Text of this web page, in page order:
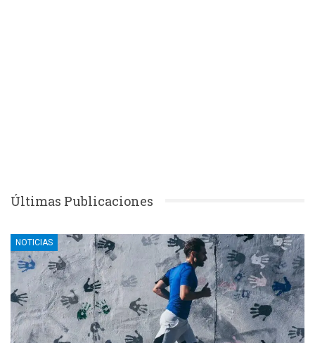
Últimas Publicaciones
NOTICIAS